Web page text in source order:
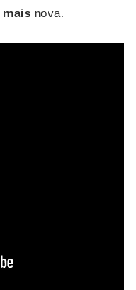
mais nova.